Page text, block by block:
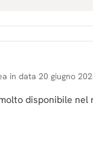
in data 20 giugno
disponibile nel